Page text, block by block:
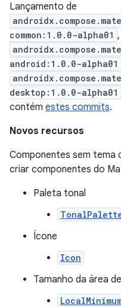
Lançamento de
common:1.0.0-alpha01 ,
android:1.0.0-alpha01
desktop:1.0.0-alpha01
contém estes commits.
Novos recursos
Componentes sem tema
criar componentes do
Paleta tonal
Ícone
Icon
Tamanho da área